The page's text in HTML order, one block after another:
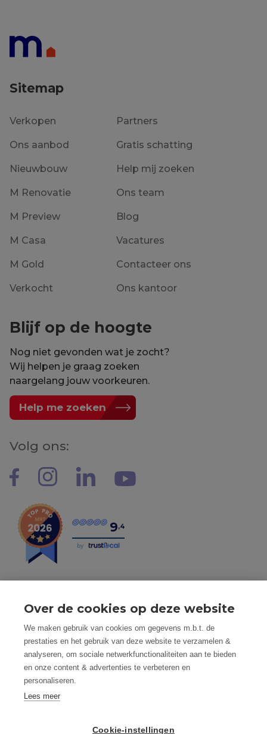
Sitemap
Verkopen
Ons aanbod
Nieuwbouw
M Renovatie
M Preview
M Casa
M Gold
Verkocht
Partners
Gratis schatting
Help mij zoeken
Ons team
Blog
Vacatures
Contacteer ons
Ons kantoor
Blijf op de hoogte
Nog niet gevonden wat je zocht?
Wij helpen je graag zoeken
naargelang jouw voorkeuren.
Help me zoeken
Volg ons:
9,4
by
Mindset Real Estate bv - BTW: BE0634994563 -
Nacecode 68.100 - Maatschap. Zetel: Heuleplaats 16, 8501
Heule (Kortrijk)
Toezichthoudende autoriteit: Beroepsinstituut van
Vastgoedmakelaars, Luxemburgstraat 16 B te 1000
Over de cookies op deze website
We maken gebruik van cookies om gegevens m.b.t. de
prestaties en het gebruik van deze website te verzamelen &
analyseren, om sociale netwerkfunctionaliteiten aan te bieden
en onze content & advertenties te verbeteren en
personaliseren.
Lees meer
Cookie-instellingen